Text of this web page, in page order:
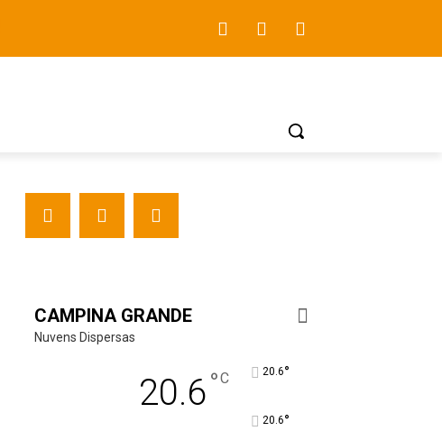
CAMPINA GRANDE
Nuvens Dispersas
20.6°C 20.6°
20.6°